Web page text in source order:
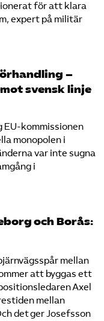
för att klara
expert på militär
–
svensk linje
EU-kommissionen
monopolen i
var inte sugna
i
och Borås:
mellan
att byggas ett
Axel
mellan
det ger Josefsson